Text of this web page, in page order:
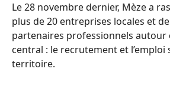
Le 28 novembre dernier, Mèze a
plus de 20 entreprises locales et
partenaires professionnels autour
central : le recrutement et
territoire.